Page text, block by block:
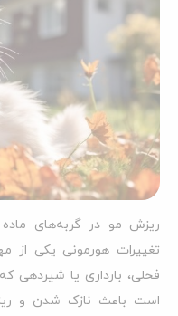
ریزش مو در گربه‌های
تغییرات هورمونی یکی از
فحلی، بارداری یا شیردهی
است باعث نازک شدن و